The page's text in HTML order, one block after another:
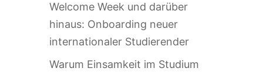
Welcome Week und darüber
hinaus: Onboarding neuer
internationaler Studierender
Warum Einsamkeit im Studium